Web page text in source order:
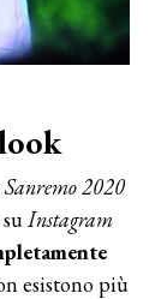
Sanremo 2020
suInstagram
esistono più